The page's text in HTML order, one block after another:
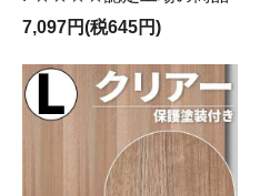
7,097円(税645円)